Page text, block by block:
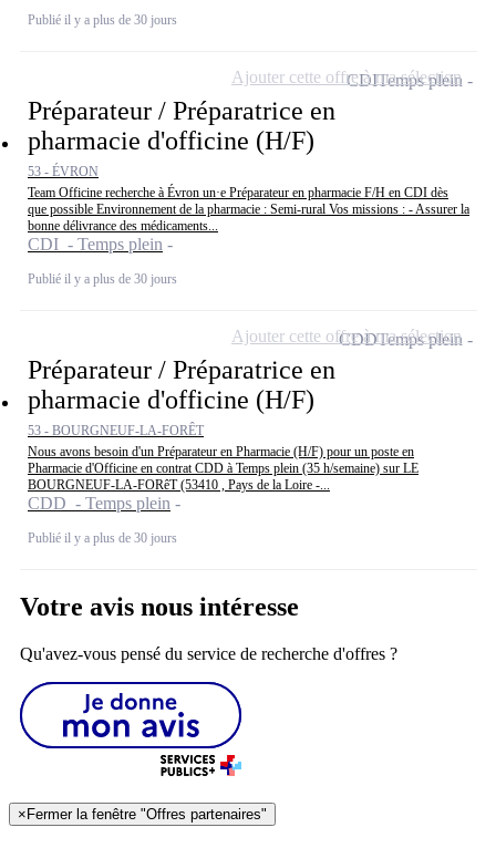
Publié il y a plus de 30 jours
Préparateur / Préparatrice en
pharmacie d'officine (H/F)
53 - ÉVRON
Team Officine recherche à Évron un·e Préparateur en pharmacie F/H en CDI dès
que possible Environnement de la pharmacie : Semi-rural Vos missions : - Assurer la
bonne délivrance des médicaments...
CDI - Temps plein
Publié il y a plus de 30 jours
CDITemps plein
Ajouter cette offre à ma sélection
Préparateur / Préparatrice en
pharmacie d'officine (H/F)
53 - BOURGNEUF-LA-FORÊT
Nous avons besoin d'un Préparateur en Pharmacie (H/F) pour un poste en
Pharmacie d'Officine en contrat CDD à Temps plein (35 h/semaine) sur LE
BOURGNEUF-LA-FORêT (53410 , Pays de la Loire -...
CDD - Temps plein
Publié il y a plus de 30 jours
CDDTemps plein
Ajouter cette offre à ma sélection
Votre avis nous intéresse
Qu'avez-vous pensé du service de recherche d'offres ?
× Fermer la fenêtre "Offres partenaires"